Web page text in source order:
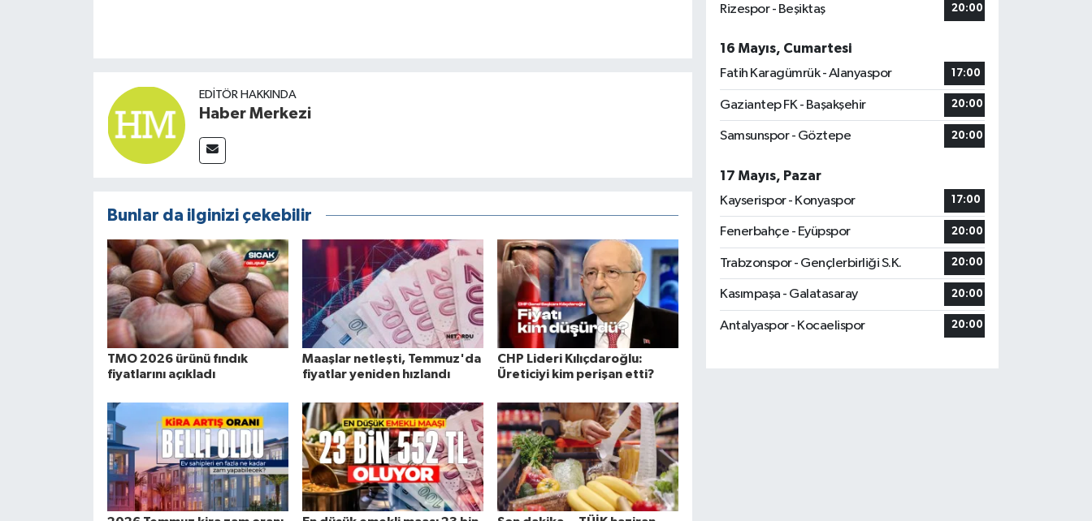
EDITÖR HAKKINDA
Haber Merkezi
Bunlar da ilginizi çekebilir
TMO 2026 ürünü fındık
fiyatlarını açıkladı
Maaşlar netleşti, Temmuz'da
fiyatlar yeniden hızlandı
CHP Lideri Kılıçdaroğlu:
Üreticiyi kim perişan etti?
Rizespor - Beşiktaş
20:00
16 Mayıs, Cumartesi
Fatih Karagümrük - Alanyaspor
17:00
Gaziantep FK - Başakşehir 20:00
Samsunspor - Göztepe 20:00
17 Mayıs, Pazar
Kayserispor - Konyaspor
17:00
Fenerbahçe - Eyüpspor 20:00
Trabzonspor - Gençlerbirliği S.K. 20:00
Kasımpaşa - Galatasaray 20:00
Antalyaspor - Kocaelispor 20:00